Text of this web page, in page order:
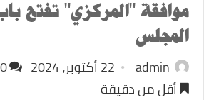
موافقة "المركزي" تفتح
المجلس
admin 22 أكتوبر، 2024 0
أقل من دقيقة